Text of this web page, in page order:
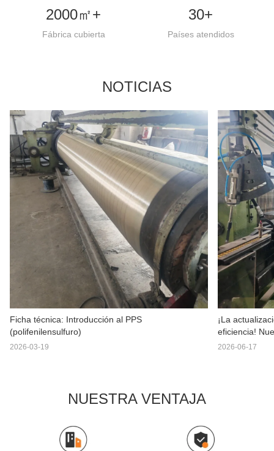
2000㎡+
Fábrica cubierta
30+
Países atendidos
NOTICIAS
Ficha técnica: Introducción al PPS
(polifenilensulfuro)
2026-03-19
¡La
eficiencia!
mejora de la
2026-06-17
NUESTRA VENTAJA